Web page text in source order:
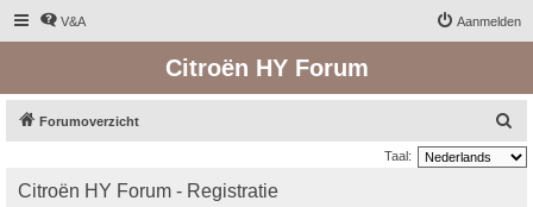
V&A Aanmelden
Citroën HY Forum
Forumoverzicht
o
Taal:
Citroën HY Forum - Registratie